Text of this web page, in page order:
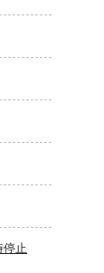
停止